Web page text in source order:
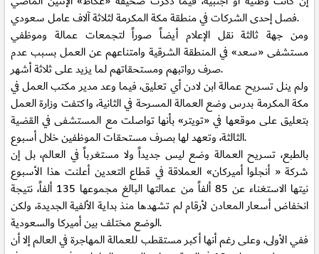
فصل إحدى الشركات في منطقة مكة المكرمة لثلاثة آلاف عامل سعودي.
ومن جهة ثالثة نقل الإعلام أيضاً صوراً لتجمعات عمالة وموظفي
مستشفى «سعد» في المنطقة الشرقية وامتناعهم عن العمل بسبب عدم
صرف رواتبهم ومستحقاتهم لما يزيد على ثلاثة أشهر.
ولم ينل تسريح عمالة ابن لادن أي تعليق، فيما وعد مدير مكتب العمل في
مكة المكرمة بدرس وضع العمالة المسرحة في الثانية، واكتفت وزارة العمل
بتعليق على موقعها في «تويتر» بأنها تواصلت مع المستشفى في القضية
الثالثة، وتعهد لها بصرف مستحقات الموظفين خلال أسبوع.
بالطبع، تسريح العمالة وضع ليس جديداً ولا مستغرباً في العالم، بل إن
شركة « أنجلوا أميركان» العملاقة في قطاع التعدين أعلنت هذا الأسبوع
نيتها الاستغناء عن 85 ألفاً من عمالتها البالغ مجموعها 135 ألفاً، نتيجة
انخفاض أسعار المعادن لأرقام لم تشهدها منذ بداية الألفية الجديدة، ولكن
الوضع مختلف بين أميركا والسعودية.
ففي الأولى، وعلى رغم أنها أكبر مستقطب للعمالة المهاجرة في العالم إلا أن